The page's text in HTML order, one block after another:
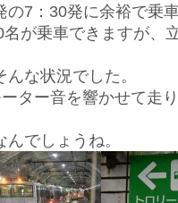
の7：30発に余裕で乗
が乗車できますが、
な状況でした。
ター音を響かせて走
でしょうね。